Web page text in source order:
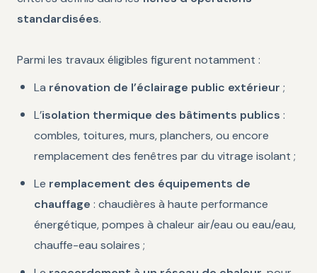
standardisées.
Parmi les travaux éligibles figurent notamment :
La rénovation de l’éclairage public extérieur ;
L’isolation thermique des bâtiments publics :
combles, toitures, murs, planchers, ou encore
remplacement des fenêtres par du vitrage isolant ;
Le remplacement des équipements de
chauffage : chaudières à haute performance
énergétique, pompes à chaleur air/eau ou eau/eau,
chauffe-eau solaires ;